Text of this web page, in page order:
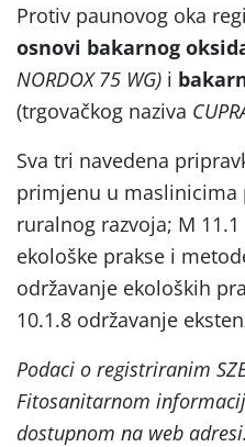
Protiv paunovog oka
osnovi bakarnog
NORDOX 75 WG) i
(trgovačkog naziva
Sva tri navedena
primjenu u maslinicima
ruralnog razvoja; M
ekološke prakse i
održavanje ekoloških
10.1.8 održavanje
Podaci o registriranim
Fitosanitarnom
dostupnom na web